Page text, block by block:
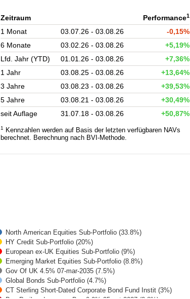
Zeitraum Performance1
1 Monat 03.07.26 - 03.08.26
-0,15%
6 Monate
03.02.26 - 03.08.26
+5,19%
Lfd. Jahr (YTD)
01.01.26 - 03.08.26
+7,36%
1 Jahr
03.08.25 - 03.08.26
+13,64%
3 Jahre
03.08.23 - 03.08.26
+39,53%
5 Jahre
03.08.21 - 03.08.26
+30,49%
seit Auflage
31.07.18 - 03.08.26 +50,87%
1
Kennzahlen werden auf Basis der letzten verfügbaren NAVs
berechnet. Berechnung nach BVI-Methode.
North American Equities Sub-Portfolio (33.8%)
HY Credit Sub-Portfolio (20%)
European ex-UK Equities Sub-Portfolio (9%)
Emerging Market Equities Sub-Portfolio (8.8%)
Gov Of UK 4.5% 07-mar-2035 (7.5%)
Global Bonds Sub-Portfolio (4.7%)
CT Sterling Short-Dated Corporate Bond Fund Instit (3%)